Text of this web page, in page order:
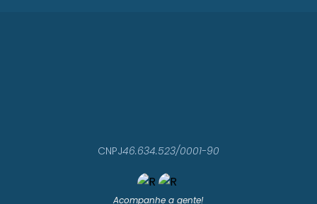
Acompanhe a gente!
CNPJ46.634.523/0001-90